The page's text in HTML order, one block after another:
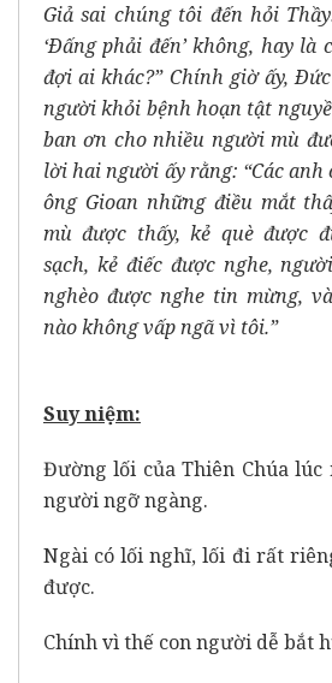
Giả sai chúng tôi đến hỏi
‘Ðấng phải đến’ không, hay
đợi ai khác?” Chính giờ ấy,
người khỏi bệnh hoạn tật
ban ơn cho nhiều người mù
lời hai người ấy rằng: “Các
ông Gioan những điều mắt
mù được thấy, kẻ què được
sạch, kẻ điếc được nghe,
nghèo được nghe tin mừng,
nào không vấp ngã vì tôi.”
Suy niệm:
Đường lối của Thiên Chúa lúc
người ngỡ ngàng.
Ngài có lối nghĩ, lối đi rất
được.
Chính vì thế con người dễ bắt